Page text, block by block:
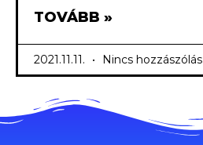
TOVÁBB »
2021.11.11. Nincs hozzászólás